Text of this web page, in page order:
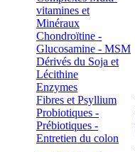
vitamines et
Minéraux
Chondroïtine -
Glucosamine - MSM
Dérivés du Soja et
Lécithine
Enzymes
Fibres et Psyllium
Probiotiques -
Prébiotiques -
Entretien du colon